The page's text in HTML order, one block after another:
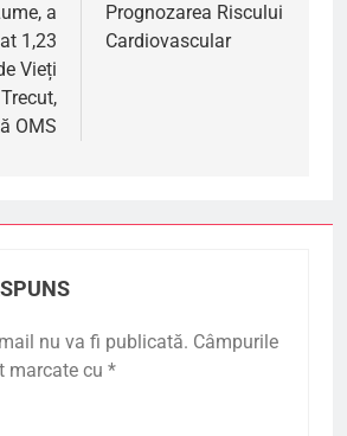
a
1,23
Vieți
OMS
Prognozarea Riscului
Cardiovascular
nu va fi publicată. Câmpurile
marcate cu *